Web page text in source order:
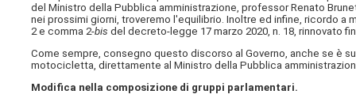
del Ministro della Pubblica amministrazione, professor Renato
nei prossimi giorni, troveremo l'equilibrio. Inoltre ed infine, ricordo
2 e comma 2-bis del decreto-legge 17 marzo 2020, n. 18, rinnovato
Come sempre, consegno questo discorso al Governo, anche se è
motocicletta, direttamente al Ministro della Pubblica
Modifica nella composizione di gruppi parlamentari.